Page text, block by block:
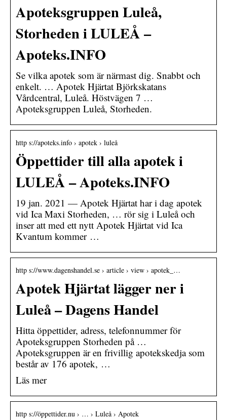
Apoteksgruppen Luleå,
Storheden i LULEÅ –
Apoteks.INFO
Se vilka apotek som är närmast dig. Snabbt och
enkelt. … Apotek Hjärtat Björkskatans
Vårdcentral, Luleå. Höstvägen 7 …
Apoteksgruppen Luleå, Storheden.
http s://apoteks.info › apotek › luleå
Öppettider till alla apotek i
LULEÅ – Apoteks.INFO
19 jan. 2021 — Apotek Hjärtat har i dag apotek
vid Ica Maxi Storheden, … rör sig i Luleå och
inser att med ett nytt Apotek Hjärtat vid Ica
Kvantum kommer …
http s://www.dagenshandel.se › article › view › apotek_…
Apotek Hjärtat lägger ner i
Luleå – Dagens Handel
Hitta öppettider, adress, telefonnummer för
Apoteksgruppen Storheden på …
Apoteksgruppen är en frivillig apotekskedja som
består av 176 apotek, …
Läs mer
http s://öppettider.nu › … › Luleå › Apotek